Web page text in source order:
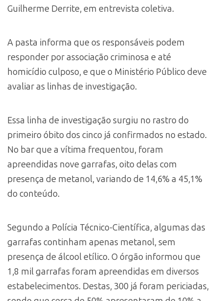
Guilherme Derrite, em entrevista coletiva.
A pasta informa que os responsáveis podem
responder por associação criminosa e até
homicídio culposo, e que o Ministério Público deve
avaliar as linhas de investigação.
Essa linha de investigação surgiu no rastro do
primeiro óbito dos cinco já confirmados no estado.
No bar que a vítima frequentou, foram
apreendidas nove garrafas, oito delas com
presença de metanol, variando de 14,6% a 45,1%
do conteúdo.
Segundo a Polícia Técnico-Científica, algumas das
garrafas continham apenas metanol, sem
presença de álcool etílico. O órgão informou que
1,8 mil garrafas foram apreendidas em diversos
estabelecimentos. Destas, 300 já foram periciadas,